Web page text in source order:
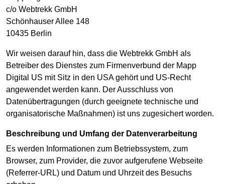
c/o Webtrekk GmbH
Schönhauser Allee 148
10435 Berlin
Wir weisen darauf hin, dass die Webtrekk GmbH als
Betreiber des Dienstes zum Firmenverbund der Mapp
Digital US mit Sitz in den USA gehört und US-Recht
angewendet werden kann. Der Ausschluss von
Datenübertragungen (durch geeignete technische und
organisatorische Maßnahmen) ist uns zugesichert worden.
Beschreibung und Umfang der Datenverarbeitung
Es werden Informationen zum Betriebssystem, zum
Browser, zum Provider, die zuvor aufgerufene Webseite
(Referrer-URL) und Datum und Uhrzeit des Besuchs